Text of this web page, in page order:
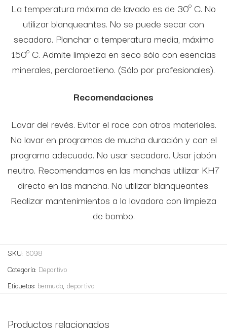
La temperatura máxima de lavado es de 30º C. No
utilizar blanqueantes. No se puede secar con
secadora. Planchar a temperatura media, máximo
150º C. Admite limpieza en seco sólo con esencias
minerales, percloroetileno. (Sólo por profesionales).
Recomendaciones
Lavar del revés. Evitar el roce con otros materiales.
No lavar en programas de mucha duración y con el
programa adecuado. No usar secadora. Usar jabón
neutro. Recomendamos en las manchas utilizar KH7
directo en las mancha. No utilizar blanqueantes.
Realizar mantenimientos a la lavadora con limpieza
de bombo.
SKU: 6098
Categoría: Deportivo
Etiquetas: bermuda, deportivo
Productos relacionados